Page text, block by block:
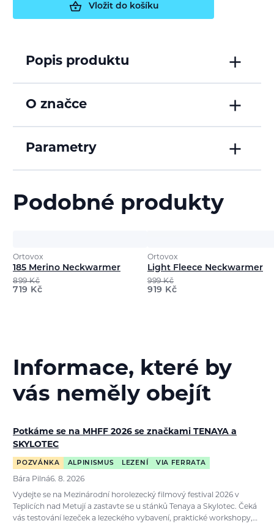
Vložit do košíku
Popis produktu
O značce
Parametry
Podobné produkty
Ortovox
185 Merino Neckwarmer
899Kč
719 Kč
Ortovox
Light Fleece Neckwarmer
999Kč
919 Kč
Informace, které by
vás neměly obejít
Potkáme se na MHFF 2026 se značkami TENAYA a
SKYLOTEC
POZVÁNKA ALPINISMUS LEZENÍ VIA FERRATA
Bára Pilná6. 8. 2026
Vydejte se na Mezinárodní horolezecký filmový festival 2026 v
Teplicích nad Metují a zastavte se u stánků Tenaya a Skylotec. Čeká
vás testování lezeček a lezeckého vybavení, praktické workshopy,…